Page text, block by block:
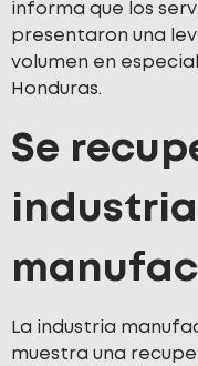
informa que los
presentaron una
volumen en
Honduras.
Se
industria
La industria
muestra una